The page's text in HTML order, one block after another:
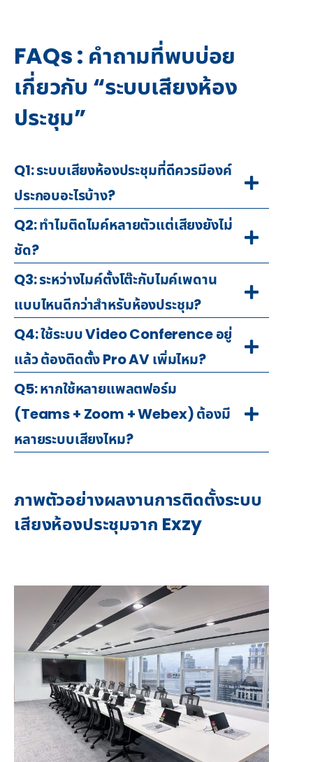
FAQs : คำถามที่พบบ่อย
เกี่ยวกับ “ระบบเสียงห้อง
ประชุม”
Q1: ระบบเสียงห้องประชุมที่ดีควรมีองค์
ประกอบอะไรบ้าง?
Q2: ทำไมติดไมค์หลายตัวแต่เสียงยังไม่
ชัด?
Q3: ระหว่างไมค์ตั้งโต๊ะกับไมค์เพดาน
แบบไหนดีกว่าสำหรับห้องประชุม?
Q4: ใช้ระบบ Video Conference อยู่
แล้ว ต้องติดตั้ง Pro AV เพิ่มไหม?
Q5: หากใช้หลายแพลตฟอร์ม
(Teams + Zoom + Webex) ต้องมี
หลายระบบเสียงไหม?
ภาพตัวอย่างผลงานการติดตั้งระบบ
เสียงห้องประชุมจาก Exzy